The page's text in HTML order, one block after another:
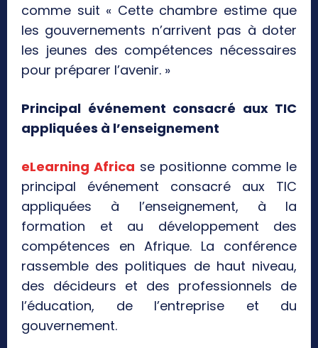
comme suit « Cette chambre estime que
les gouvernements n’arrivent pas à doter
les jeunes des compétences nécessaires
pour préparer l’avenir. »
Principal événement consacré aux TIC
appliquées à l’enseignement
eLearning Africa se positionne comme le
principal événement consacré aux TIC
appliquées à l’enseignement, à la
formation et au développement des
compétences en Afrique. La conférence
rassemble des politiques de haut niveau,
des décideurs et des professionnels de
l’éducation, de l’entreprise et du
gouvernement.